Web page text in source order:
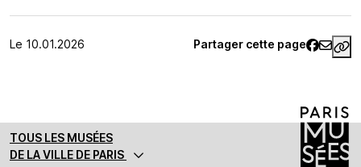
Article rédigé
Le 10.01.2026 Partager cette page
TOUS LES MUSÉES
DE LA VILLE DE PARIS